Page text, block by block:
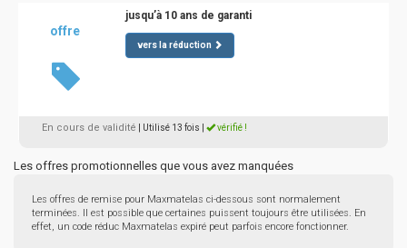
offre
jusqu’à 10 ans de garanti
vers la réduction
En cours de validité | Utilisé 13 fois vérifié !
Les offres promotionnelles que vous avez manquées
Les offres de remise pour Maxmatelas ci-dessous sont normalement
terminées. Il est possible que certaines puissent toujours être utilisées. En
effet, un code réduc Maxmatelas expiré peut parfois encore fonctionner.